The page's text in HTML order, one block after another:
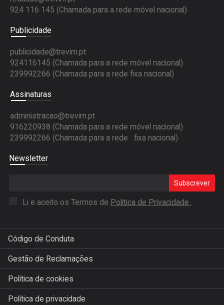
924 116 145 (Chamada para a rede móvel nacional)
Publicidade
publicidade@trevim.pt
924116145 (Chamada para a rede móvel nacional)
239992266 (Chamada para a rede fixa nacional)
Assinaturas
administracao@trevim.pt
916220938 (Chamada para a rede móvel nacional)
239992266 (Chamada para a rede fixa nacional)
Newsletter
Subscrever
Li e aceito os Termos de Politica de Privacidade .
Código de Conduta
Gestão de Reclamações
Política de cookies
Política de privacidade